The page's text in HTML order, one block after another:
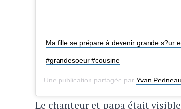
Ma fille se prépare à devenir grande s?ur
#grandesoeur #cousine
Une publication partagée par Yvan
Le chanteur et papa était